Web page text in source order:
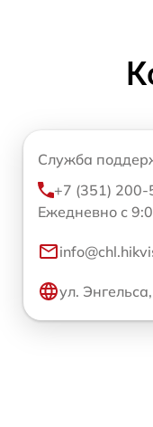
Служба
+7 (351)
Ежедневно с
ул.